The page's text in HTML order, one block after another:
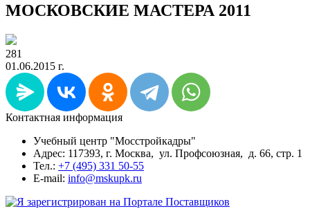
МОСКОВСКИЕ МАСТЕРА 2011
281
01.06.2015 г.
Контактная информация
Учебный центр "Мосстройкадры"
Адрес: 117393, г. Москва, ул. Профсоюзная, д. 66, стр. 1
Тел.: +7 (495) 331 50-55
E-mail: info@mskupk.ru